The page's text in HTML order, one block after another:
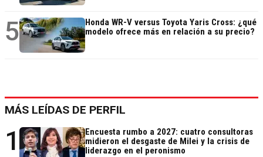
5
Honda WR-V versus Toyota Yaris Cross: ¿qué
modelo ofrece más en relación a su precio?
MÁS LEÍDAS DE PERFIL
1
Encuesta rumbo a 2027: cuatro consultoras
midieron el desgaste de Milei y la crisis de
liderazgo en el peronismo